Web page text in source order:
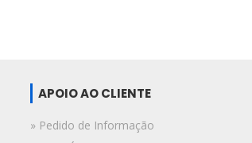
APOIO AO CLIENTE
» Pedido de Informação